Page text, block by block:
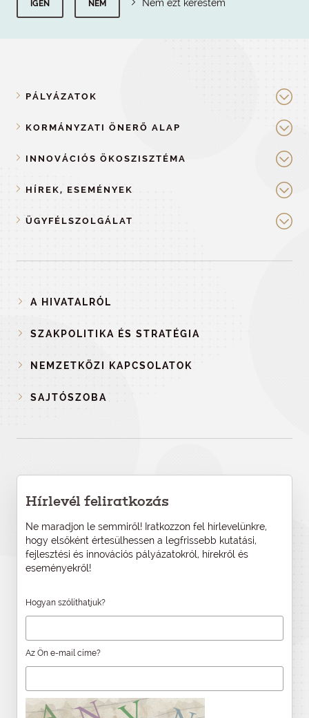
IGEN NEM Nem ezt kerestem
PÁLYÁZATOK
KORMÁNYZATI ÖNERŐ ALAP
INNOVÁCIÓS ÖKOSZISZTÉMA
HÍREK, ESEMÉNYEK
ÜGYFÉLSZOLGÁLAT
A HIVATALRÓL
SZAKPOLITIKA ÉS STRATÉGIA
NEMZETKÖZI KAPCSOLATOK
SAJTÓSZOBA
Hírlevél feliratkozás
Ne maradjon le semmiről! Iratkozzon fel hírlevelünkre,
hogy elsőként értesülhessen a legfrissebb kutatási,
fejlesztési és innovációs pályázatokról, hírekről és
eseményekről!
Hogyan szólíthatjuk?
Az Ön e-mail címe?